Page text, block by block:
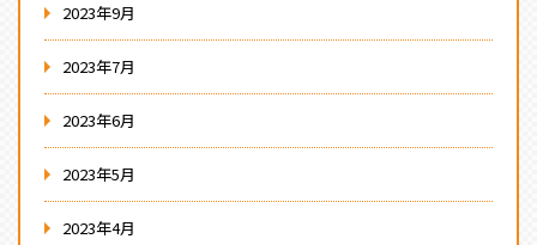
2023年9月
2023年7月
2023年6月
2023年5月
2023年4月